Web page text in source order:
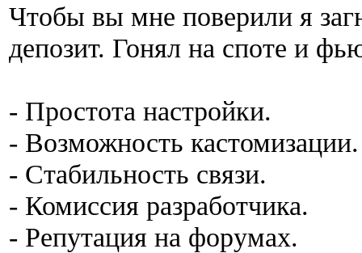
Чтобы вы мне поверили я
депозит. Гонял на споте и
- Простота настройки.
- Возможность кастомизации.
- Стабильность связи.
- Комиссия разработчика.
- Репутация на форумах.